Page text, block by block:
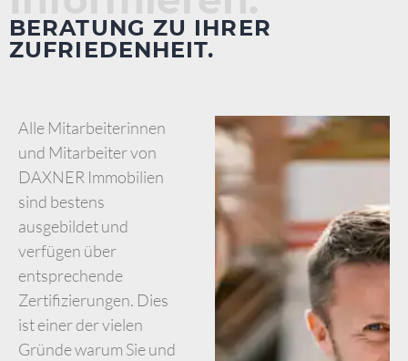
BERATUNG ZU IHRER
ZUFRIEDENHEIT.
Alle Mitarbeiterinnen
und Mitarbeiter von
DAXNER Immobilien
sind bestens
ausgebildet und
verfügen über
entsprechende
Zertifizierungen. Dies
ist einer der vielen
Gründe warum Sie und